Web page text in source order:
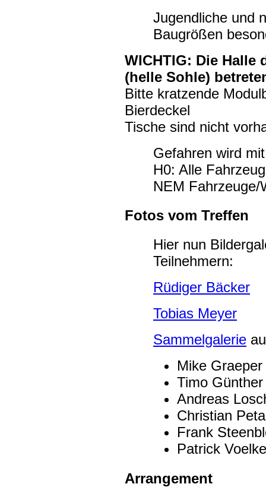
Jugendliche und
Baugrößen
WICHTIG: Die
(helle Sohle)
Bitte kratzende
Bierdeckel
Tische sind nicht
Gefahren wird
H0: Alle
NEM Fahrzeuge/
Fotos vom Treffen
Hier nun
Teilnehmern:
Rüdiger Bäcker
Tobias Meyer
Sammelgalerie
Mike Graeper
Timo Günther
Andreas
Christian
Frank
Patrick
Arrangement